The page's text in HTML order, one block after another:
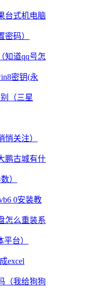
台式机电脑
码）
知道qq号怎
密钥(永
（三星
关注）
鹏古城有什
）
0安装教
怎么重装系
台）
excel
（我给狗狗